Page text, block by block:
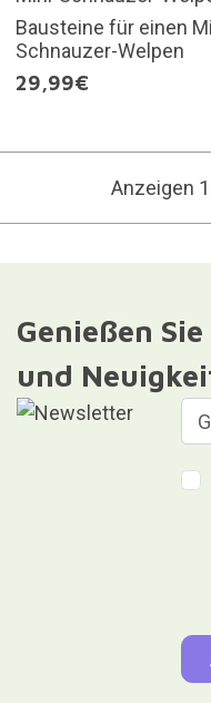
Bausteine für einen
Schnauzer-Welpen
29,99€
Anzeigen
Genießen
und